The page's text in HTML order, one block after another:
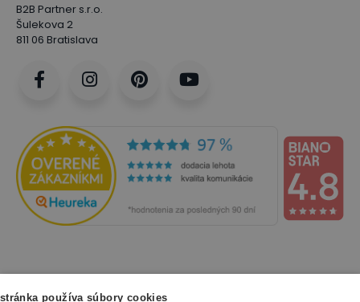
B2B Partner s.r.o.
Šulekova 2
811 06 Bratislava
NAKUPOVANIE
používa súbory cookies